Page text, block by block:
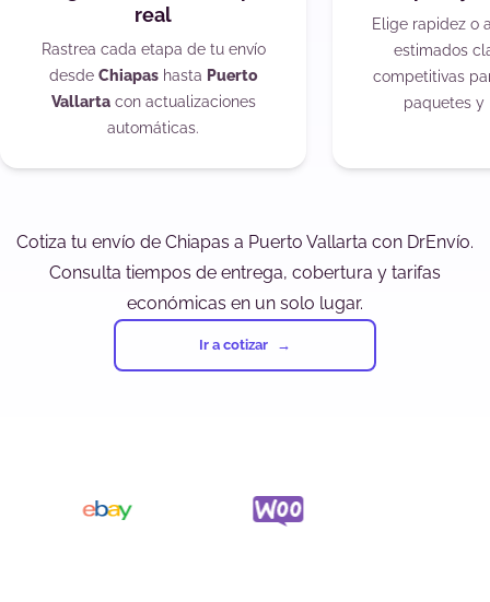
real
Rastrea cada etapa de tu envío
desde Chiapashasta Puerto
Vallartacon actualizaciones
automáticas.
Elige rapidez o
estimados
competitivas
paquetes y
Cotiza tu envío de Chiapas a Puerto Vallarta con DrEnvío.
Consulta tiempos de entrega, cobertura y tarifas
económicas en un solo lugar.
Ir a cotizar